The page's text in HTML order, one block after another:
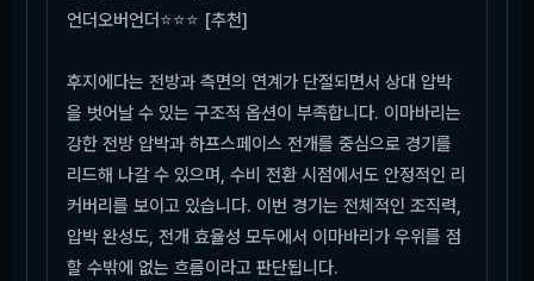
언더오버 언더⭐⭐⭐ [추천]
후지에다는 전방과 측면의 연계가 단절되면서 상대 압박
을 벗어날 수 있는 구조적 옵션이 부족합니다. 이마바리는
강한 전방 압박과 하프스페이스 전개를 중심으로 경기를
리드해 나갈 수 있으며, 수비 전환 시점에서도 안정적인 리
커버리를 보이고 있습니다. 이번 경기는 전체적인 조직력,
압박 완성도, 전개 효율성 모두에서 이마바리가 우위를 점
할 수밖에 없는 흐름이라고 판단됩니다.